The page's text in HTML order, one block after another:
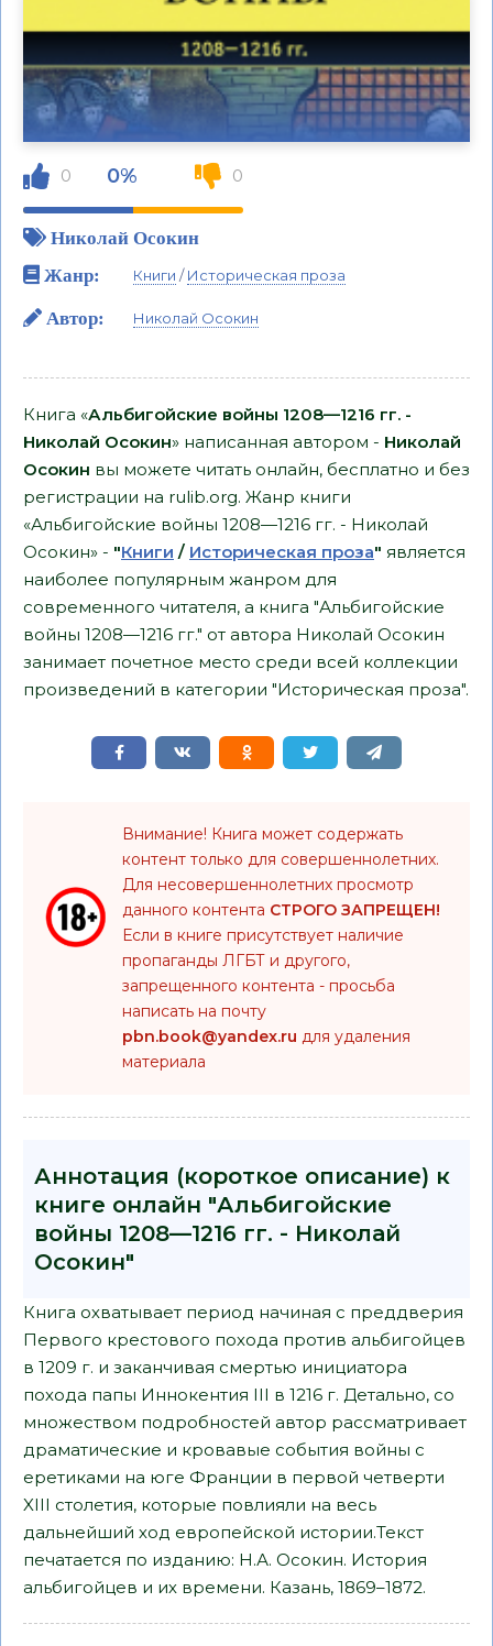
0 0% 0
Николай Осокин
Жанр:
Книги /Историческая проза
Автор: Николай Осокин
Книга «Альбигойские войны 1208—1216 гг. -
Николай Осокин» написанная автором - Николай
Осокин вы можете читать онлайн, бесплатно и без
регистрации на rulib.org. Жанр книги
«Альбигойские войны 1208—1216 гг. - Николай
Осокин» - "Книги / Историческая проза" является
наиболее популярным жанром для
современного читателя, а книга "Альбигойские
войны 1208—1216 гг." от автора Николай Осокин
занимает почетное место среди всей коллекции
произведений в категории "Историческая проза".
Внимание! Книга может содержать
контент только для совершеннолетних.
Для несовершеннолетних просмотр
данного контента СТРОГО ЗАПРЕЩЕН!
Если в книге присутствует наличие
пропаганды ЛГБТ и другого,
запрещенного контента - просьба
написать на почту
pbn.book@yandex.ru для удаления
материала
Аннотация (короткое описание) к
книге онлайн "Альбигойские
войны 1208—1216 гг. - Николай
Осокин"
Книга охватывает период начиная с преддверия
Первого крестового похода против альбигойцев
в 1209 г. и заканчивая смертью инициатора
похода папы Иннокентия III в 1216 г. Детально, со
множеством подробностей автор рассматривает
драматические и кровавые события войны с
еретиками на юге Франции в первой четверти
XIII столетия, которые повлияли на весь
дальнейший ход европейской истории.Текст
печатается по изданию: Н.А. Осокин. История
альбигойцев и их времени. Казань, 1869–1872.